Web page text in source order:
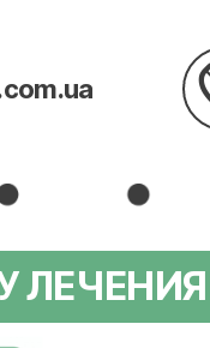
ЛЕЧЕНИЯ